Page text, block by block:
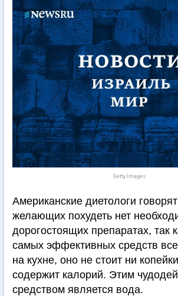
Getty Images
Американские диетологи
желающих похудеть нет
дорогостоящих препаратах, так
самых эффективных средств
на кухне, оно не стоит ни
содержит калорий. Этим
средством является вода.